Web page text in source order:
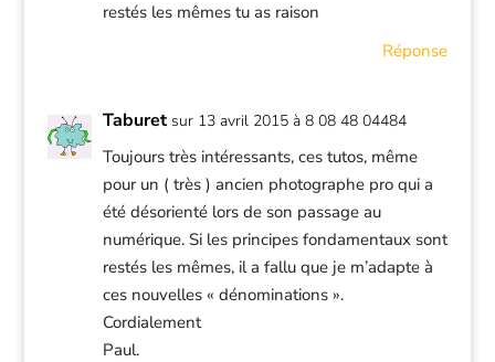
restés les mêmes tu as raison
Réponse
Taburet sur 13 avril 2015 à 8 08 48 04484
Toujours très intéressants, ces tutos, même
pour un ( très ) ancien photographe pro qui a
été désorienté lors de son passage au
numérique. Si les principes fondamentaux sont
restés les mêmes, il a fallu que je m’adapte à
ces nouvelles « dénominations ».
Cordialement
Paul.